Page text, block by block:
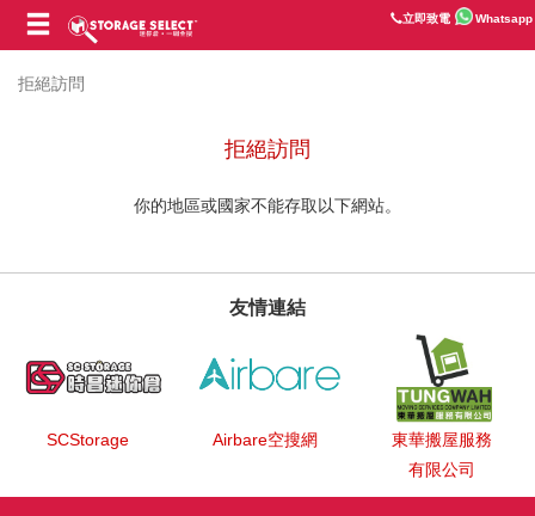
立即致電 Whatsapp
拒絕訪問
拒絕訪問
你的地區或國家不能存取以下網站。
友情連結
SCStorage Airbare空搜網
東華搬屋服務
有限公司